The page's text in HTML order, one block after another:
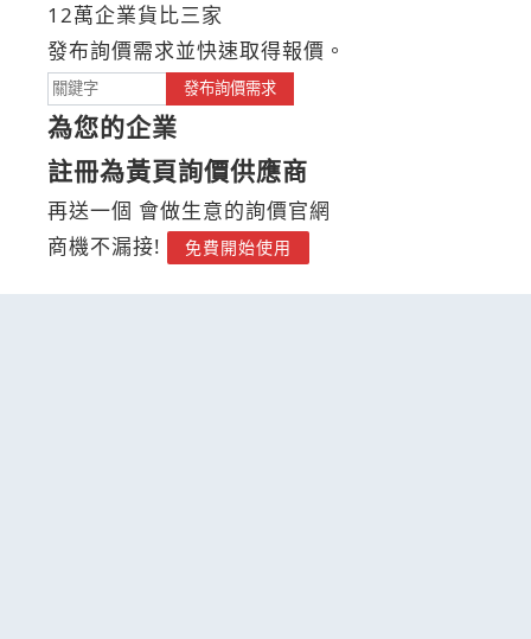
12萬企業貨比三家
發布詢價需求並快速取得報價。
發布詢價需求
為您的企業
註冊為黃頁詢價供應商
再送一個 會做生意的詢價官網
商機不漏接!
免費開始使用